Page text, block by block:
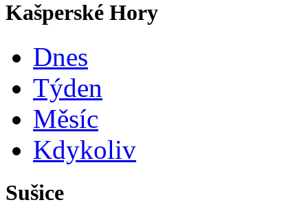
Kašperské Hory
Dnes
Týden
Měsíc
Kdykoliv
Sušice